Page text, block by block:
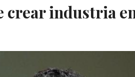
crear industria